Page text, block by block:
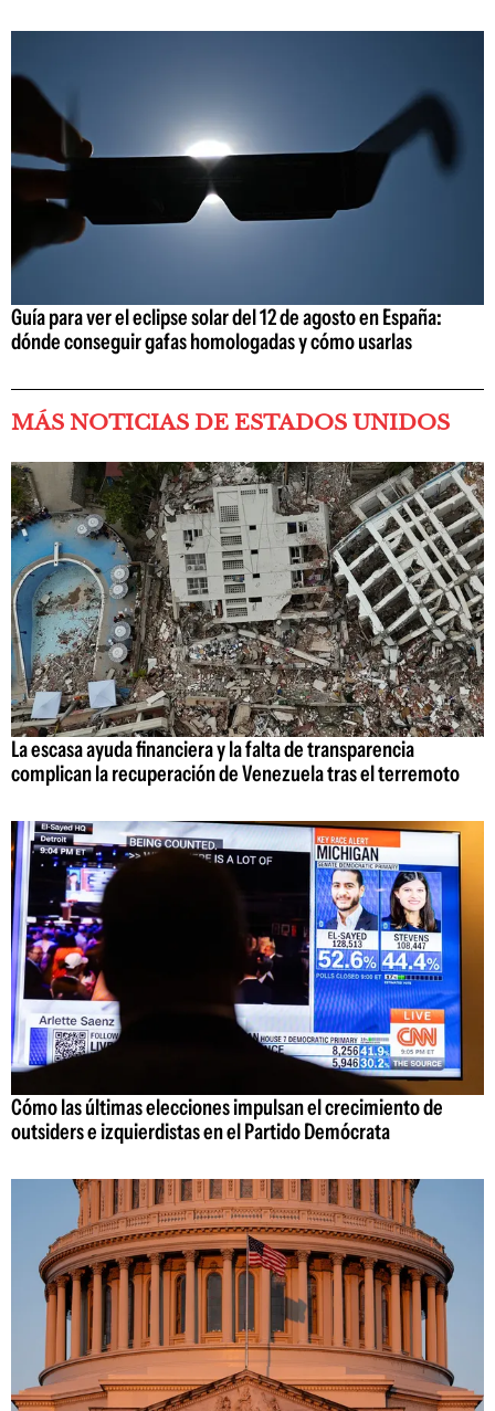
Guía para ver el eclipse solar del 12 de agosto en España:
dónde conseguir gafas homologadas y cómo usarlas
MÁS NOTICIAS DE ESTADOS UNIDOS
La escasa ayuda financiera y la falta de transparencia
complican la recuperación de Venezuela tras el terremoto
Cómo las últimas elecciones impulsan el crecimiento de
outsiders e izquierdistas en el Partido Demócrata